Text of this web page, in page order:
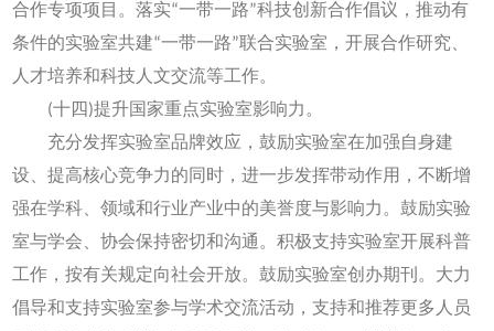
合作专项项目。落实“一带一路”科技创新合作倡议，推动有
条件的实验室共建“一带一路”联合实验室，开展合作研究、
人才培养和科技人文交流等工作。
(十四)提升国家重点实验室影响力。
充分发挥实验室品牌效应，鼓励实验室在加强自身建
设、提高核心竞争力的同时，进一步发挥带动作用，不断增
强在学科、领域和行业产业中的美誉度与影响力。鼓励实验
室与学会、协会保持密切和沟通。积极支持实验室开展科普
工作，按有关规定向社会开放。鼓励实验室创办期刊。大力
倡导和支持实验室参与学术交流活动，支持和推荐更多人员